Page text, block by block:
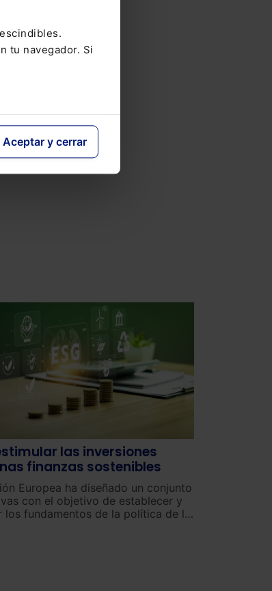
tu navegador. Si
Aceptar y cerrar
las inversiones
finanzas sostenibles
Europea ha diseñado un conjunto
con el objetivo de establecer y
los fundamentos de la política de la